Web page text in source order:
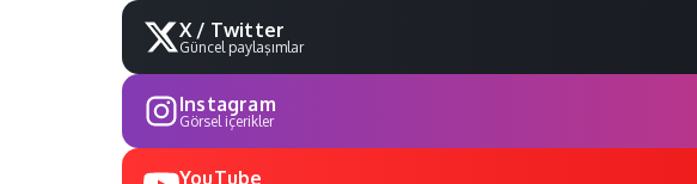
X / Twitter
Güncel paylaşımlar
Instagram
Görsel içerikler
YouTube